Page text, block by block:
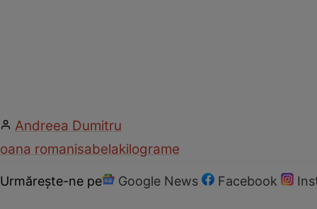
Andreea Dumitru
oana romanisabelakilograme
Urmărește-ne pe Google News Facebook